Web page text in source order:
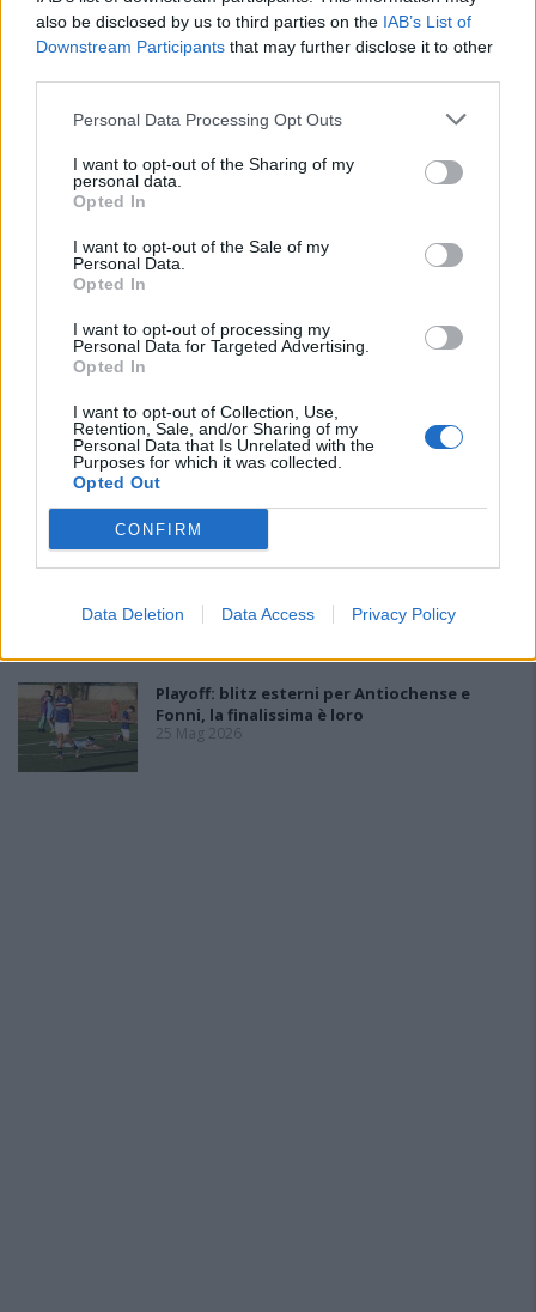
also be disclosed by us to third parties on the IAB’s List of
Downstream Participants that may further disclose it to other
Personal Data Processing Opt Outs
I want to opt-out of the Sharing of my
personal data.
Opted In
I want to opt-out of the Sale of my
Personal Data.
Opted In
I want to opt-out of processing my
Personal Data for Targeted Advertising.
Opted In
I want to opt-out of Collection, Use,
Retention, Sale, and/or Sharing of my
Personal Data that Is Unrelated with the
Purposes for which it was collected.
Opted Out
CONFIRM
Data Deletion Data Access Privacy Policy
storia del nostro club»
22 Giu 2026
Il Pirri si riaffida alle mani esperte di
Busanca: «Ė il ritorno a una storia d’amore
rimasta solo in pausa»
Promozione
1 Giu 2026
s'Antiochense s'ant a isfidai in sa partida
finali po custa stagioni; chini bincit at a podi
Promotzioni
28 Mag 2026
Il Fonni prepara la finale, Coinu: «Contro
l'Antiochense senza pressioni ma con la
giusta determinazione»
26 Mag 2026
è forte, batterlo sarebbe l'ennesima impresa
dei miei ragazzi»
Playoff: blitz esterni per Antiochense e
Fonni, la finalissima è loro
25 Mag 2026